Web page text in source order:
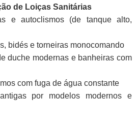
de Loiças Sanitárias
e autoclismos (de tanque alto,
bidés e torneiras monocomando
duche modernas e banheiras com
com fuga de água constante
por modelos modernos e